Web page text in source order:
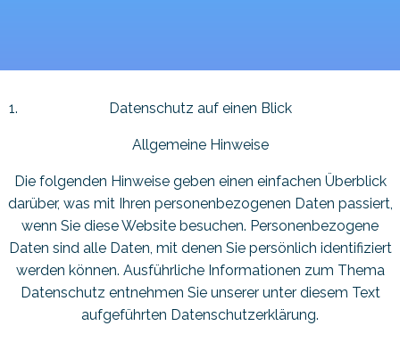
Datenschutz auf einen Blick
Allgemeine Hinweise
Die folgenden Hinweise geben einen einfachen Überblick
darüber, was mit Ihren personenbezogenen Daten passiert,
wenn Sie diese Website besuchen. Personenbezogene
Daten sind alle Daten, mit denen Sie persönlich identifiziert
werden können. Ausführliche Informationen zum Thema
Datenschutz entnehmen Sie unserer unter diesem Text
aufgeführten Datenschutzerklärung.